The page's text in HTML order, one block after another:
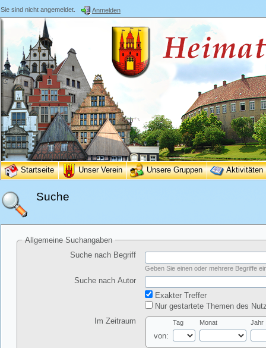
Sie sind nicht angemeldet. Anmelden
Startseite Unser Verein Unsere Gruppen Aktivitäten
Suche
Allgemeine Suchangaben
Suche nach Begriff
Geben Sie einen oder mehrere Begriffe
Suche nach Autor
Exakter Treffer
Nur gestartete Themen des
Im Zeitraum
von:
Tag Monat Jahr